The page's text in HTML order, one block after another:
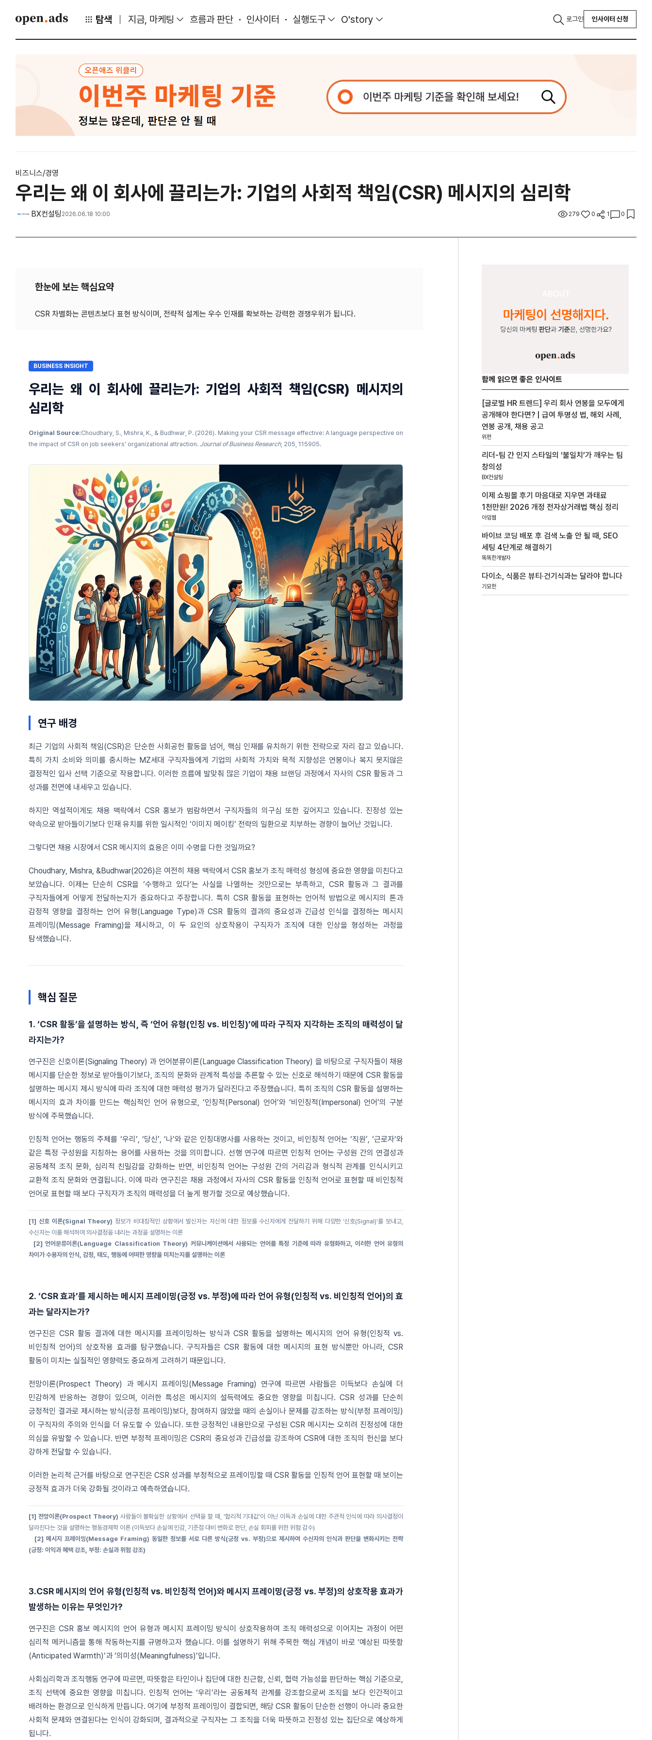
탐색 지금, 마케팅 흐름과 판단 인사이터 실행도구 O'story 로그인 인사이터 신청
비즈니스/경영
우리는 왜 이 회사에 끌리는가: 기업의 사회적 책임(CSR) 메시지의 심리학
BX컨설팅 2026.06.18 10:00 279 0 1 0
한눈에 보는 핵심요약
BUSINESS INSIGHT
우리는 왜 이 회사에 끌리는가: 기업의 사회적 책임(CSR) 메시지의
심리학
Original Source:Choudhary, S., Mishra, K., & Budhwar, P. (2026). Making your CSR message effective: A language perspective on
the impact of CSR on job seekers’ organizational attraction. Journal of Business Research, 205, 115905.
연구 배경
최근 기업의 사회적 책임(CSR)은 단순한 사회공헌 활동을 넘어, 핵심 인재를 유치하기 위한 전략으로 자리 잡고 있습니다.
특히 가치 소비와 의미를 중시하는 MZ세대 구직자들에게 기업의 사회적 가치와 목적 지향성은 연봉이나 복지 못지않은
결정적인 입사 선택 기준으로 작용합니다. 이러한 흐름에 발맞춰 많은 기업이 채용 브랜딩 과정에서 자사의 CSR 활동과 그
성과를 전면에 내세우고 있습니다.
하지만 역설적이게도 채용 맥락에서 CSR 홍보가 범람하면서 구직자들의 의구심 또한 깊어지고 있습니다. 진정성 있는
약속으로 받아들이기보다 인재 유치를 위한 일시적인 ‘이미지 메이킹’ 전략의 일환으로 치부하는 경향이 늘어난 것입니다.
그렇다면 채용 시장에서 CSR 메시지의 효용은 이미 수명을 다한 것일까요?
Choudhary, Mishra, &Budhwar(2026)은 여전히 채용 맥락에서 CSR 홍보가 조직 매력성 형성에 중요한 영향을 미친다고
보았습니다. 이제는 단순히 CSR을 ‘수행하고 있다’는 사실을 나열하는 것만으로는 부족하고, CSR 활동과 그 결과를
구직자들에게 어떻게 전달하는지가 중요하다고 주장합니다. 특히 CSR 활동을 표현하는 언어적 방법으로 메시지의 톤과
감정적 영향을 결정하는 언어 유형(Language Type)과 CSR 활동의 결과의 중요성과 긴급성 인식을 결정하는 메시지
프레이밍(Message Framing)을 제시하고, 이 두 요인의 상호작용이 구직자가 조직에 대한 인상을 형성하는 과정을
탐색했습니다.
핵심 질문
1. ‘CSR 활동’을 설명하는 방식, 즉 ‘언어 유형(인칭 vs. 비인칭)’에 따라 구직자 지각하는 조직의 매력성이 달
라지는가?
연구진은 신호이론(Signaling Theory) 과 언어분류이론(Language Classification Theory) 을 바탕으로 구직자들이 채용
메시지를 단순한 정보로 받아들이기보다, 조직의 문화와 관계적 특성을 추론할 수 있는 신호로 해석하기 때문에 CSR 활동을
설명하는 메시지 제시 방식에 따라 조직에 대한 매력성 평가가 달라진다고 주장했습니다. 특히 조직의 CSR 활동을 설명하는
메시지의 효과 차이를 만드는 핵심적인 언어 유형으로, ‘인칭적(Personal) 언어’와 ‘비인칭적(Impersonal) 언어’의 구분
방식에 주목했습니다.
인칭적 언어는 행동의 주체를 ‘우리’, ‘당신’, ‘나’와 같은 인칭대명사를 사용하는 것이고, 비인칭적 언어는 ‘직원’, ‘근로자’와
같은 특정 구성원을 지칭하는 용어를 사용하는 것을 의미합니다. 선행 연구에 따르면 인칭적 언어는 구성원 간의 연결성과
공동체적 조직 문화, 심리적 친밀감을 강화하는 반면, 비인칭적 언어는 구성원 간의 거리감과 형식적 관계를 인식시키고
교환적 조직 문화와 연결됩니다. 이에 따라 연구진은 채용 과정에서 자사의 CSR 활동을 인칭적 언어로 표현할 때 비인칭적
언어로 표현할 때 보다 구직자가 조직의 매력성을 더 높게 평가할 것으로 예상했습니다.
[1] 신호 이론(Signal Theory) 정보가 비대칭적인 상황에서 발신자는 자신에 대한 정보를 수신자에게 전달하기 위해 다양한 ‘신호(Signal)’를 보내고,
수신자는 이를 해석하여 의사결정을 내리는 과정을 설명하는 이론
[2] 언어분류이론(Language Classification Theory) 커뮤니케이션에서 사용되는 언어를 특정 기준에 따라 유형화하고, 이러한 언어 유형의
차이가 수용자의 인식, 감정, 태도, 행동에 어떠한 영향을 미치는지를 설명하는 이론
2. ‘CSR 효과’를 제시하는 메시지 프레이밍(긍정 vs. 부정)에 따라 언어 유형(인칭적 vs. 비인칭적 언어)의 효
과는 달라지는가?
연구진은 CSR 활동 결과에 대한 메시지를 프레이밍하는 방식과 CSR 활동을 설명하는 메시지의 언어 유형(인칭적 vs.
비인칭적 언어)의 상호작용 효과를 탐구했습니다. 구직자들은 CSR 활동에 대한 메시지의 표현 방식뿐만 아니라, CSR
활동이 미치는 실질적인 영향력도 중요하게 고려하기 때문입니다.
전망이론(Prospect Theory) 과 메시지 프레이밍(Message Framing) 연구에 따르면 사람들은 이득보다 손실에 더
민감하게 반응하는 경향이 있으며, 이러한 특성은 메시지의 설득력에도 중요한 영향을 미칩니다. CSR 성과를 단순히
긍정적인 결과로 제시하는 방식(긍정 프레이밍)보다, 참여하지 않았을 때의 손실이나 문제를 강조하는 방식(부정 프레이밍)
이 구직자의 주의와 인식을 더 유도할 수 있습니다. 또한 긍정적인 내용만으로 구성된 CSR 메시지는 오히려 진정성에 대한
의심을 유발할 수 있습니다. 반면 부정적 프레이밍은 CSR의 중요성과 긴급성을 강조하여 CSR에 대한 조직의 헌신을 보다
강하게 전달할 수 있습니다.
이러한 논리적 근거를 바탕으로 연구진은 CSR 성과를 부정적으로 프레이밍할 때 CSR 활동을 인칭적 언어 표현할 때 보이는
긍정적 효과가 더욱 강화될 것이라고 예측하였습니다.
[1] 전망이론(Prospect Theory) 사람들이 불확실한 상황에서 선택을 할 때, ‘합리적 기대값’이 아닌 이득과 손실에 대한 주관적 인식에 따라 의사결정이
달라진다는 것을 설명하는 행동경제학 이론 (이득보다 손실에 민감, 기준점 대비 변화로 판단, 손실 회피를 위한 위험 감수)
[2] 메시지 프레이밍(Message Framing) 동일한 정보를 서로 다른 방식(긍정 vs. 부정)으로 제시하여 수신자의 인식과 판단을 변화시키는 전략
(긍정: 이익과 혜택 강조, 부정: 손실과 위험 강조)
3.CSR 메시지의 언어 유형(인칭적 vs. 비인칭적 언어)와 메시지 프레이밍(긍정 vs. 부정)의 상호작용 효과가
발생하는 이유는 무엇인가?
연구진은 CSR 홍보 메시지의 언어 유형과 메시지 프레이밍 방식이 상호작용하여 조직 매력성으로 이어지는 과정이 어떤
심리적 메커니즘을 통해 작동하는지를 규명하고자 했습니다. 이를 설명하기 위해 주목한 핵심 개념이 바로 ‘예상된 따뜻함
(Anticipated Warmth)’과 ‘의미성(Meaningfulness)’입니다.
사회심리학과 조직행동 연구에 따르면, 따뜻함은 타인이나 집단에 대한 친근함, 신뢰, 협력 가능성을 판단하는 핵심 기준으로,
조직 선택에 중요한 영향을 미칩니다. 인칭적 언어는 ‘우리’라는 공동체적 관계를 강조함으로써 조직을 보다 인간적이고
배려하는 환경으로 인식하게 만듭니다. 여기에 부정적 프레이밍이 결합되면, 해당 CSR 활동이 단순한 선행이 아니라 중요한
사회적 문제와 연결된다는 인식이 강화되며, 결과적으로 구직자는 그 조직을 더욱 따뜻하고 진정성 있는 집단으로 예상하게
됩니다.
함께 읽으면 좋은 인사이트
[글로벌 HR 트렌드] 우리 회사 연봉을 모두에게
공개해야 한다면? | 급여 투명성 법, 해외 사례,
연봉 공개, 채용 공고
위펀
리더-팀 간 인지 스타일의 ‘불일치’가 깨우는 팀
창의성
BX컨설팅
이제 쇼핑몰 후기 마음대로 지우면 과태료
1천만원! 2026 개정 전자상거래법 핵심 정리
아임웹
바이브 코딩 배포 후 검색 노출 안 될 때, SEO
세팅 4단계로 해결하기
똑똑한개발자
다이소, 식품은 뷰티·건기식과는 달라야 합니다
기묘한